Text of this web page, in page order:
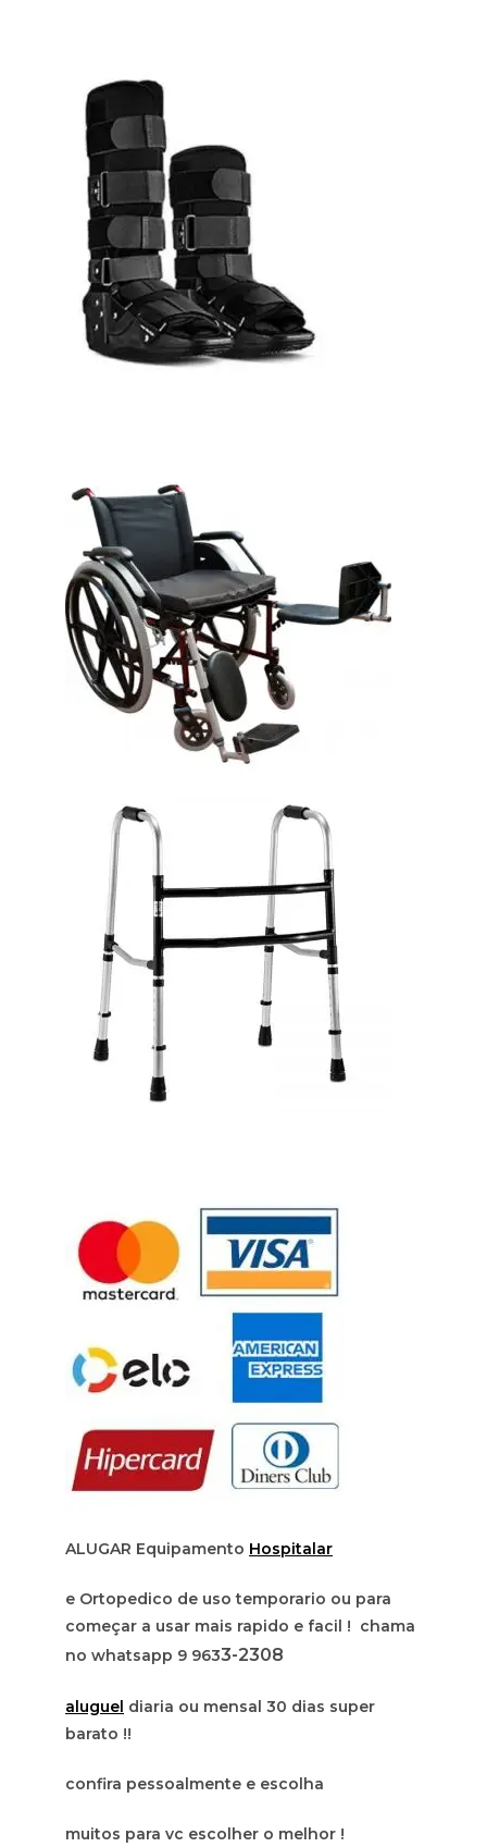
ALUGAR Equipamento Hospitalar
e Ortopedico de uso temporario ou para
começar a usar mais rapido e facil ! chama
no whatsapp 9 9633-2308
aluguel diaria ou mensal 30 dias super
barato !!
confira pessoalmente e escolha
muitos para vc escolher o melhor !